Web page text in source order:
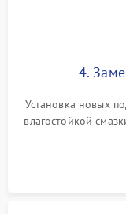
4.
Установка новых
влагостойкой
или